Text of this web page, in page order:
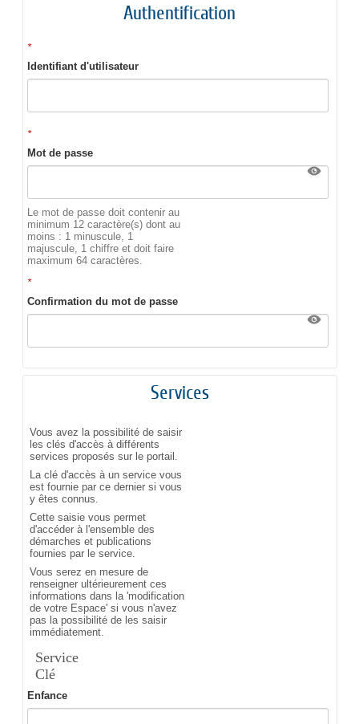
Authentification
*
Identifiant d'utilisateur
*
Mot de passe
Le mot de passe doit contenir au
minimum 12 caractère(s) dont au
moins : 1 minuscule, 1
majuscule, 1 chiffre et doit faire
maximum 64 caractères.
*
Confirmation du mot de passe
Services
Vous avez la possibilité de saisir
les clés d'accès à différents
services proposés sur le portail.
La clé d'accès à un service vous
est fournie par ce dernier si vous
y êtes connus.
Cette saisie vous permet
d'accéder à l'ensemble des
démarches et publications
fournies par le service.
Vous serez en mesure de
renseigner ultérieurement ces
informations dans la 'modification
de votre Espace' si vous n'avez
pas la possibilité de les saisir
immédiatement.
Service
Clé
Enfance